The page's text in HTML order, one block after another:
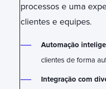
processos e uma
clientes e equipes.
Automação
clientes de forma
Integração com